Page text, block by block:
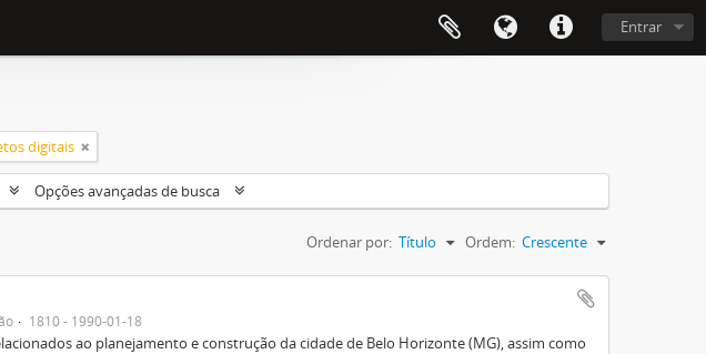
Entrar
digitais
Opções avançadas de busca
Ordenar por: Título Ordem: Crescente
1810 - 1990-01-18
ao planejamento e construção da cidade de Belo Horizonte (MG), assim como